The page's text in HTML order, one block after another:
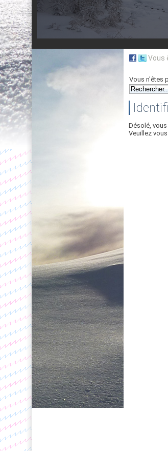
Vous
Vous n'êtes
Désolé,
Veuillez